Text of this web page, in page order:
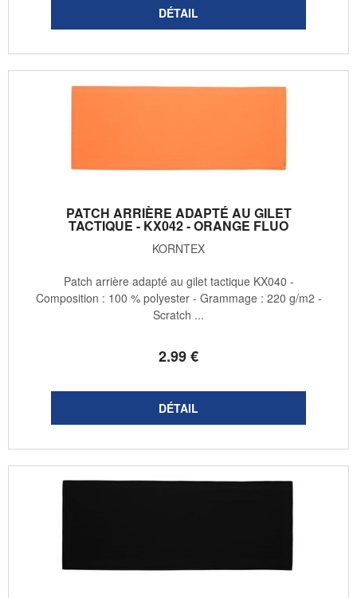
PATCH ARRIÈRE ADAPTÉ AU GILET
TACTIQUE - KX042 - ORANGE FLUO
KORNTEX
2.99€
Patch arrière adapté au gilet tactique KX040 -
Composition : 100 % polyester - Grammage : 220 g/m2 -
Scratch ...